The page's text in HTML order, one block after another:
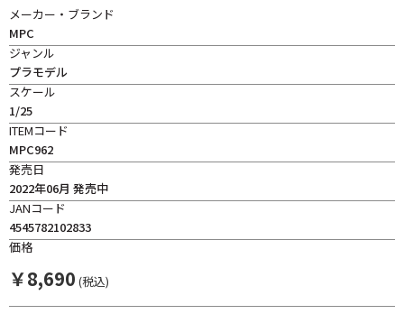
メーカー・ブランド
MPC
ジャンル
プラモデル
スケール
1/25
ITEMコード
MPC962
発売日
2022年06月 発売中
JANコード
4545782102833
価格
￥8,690 (税込)